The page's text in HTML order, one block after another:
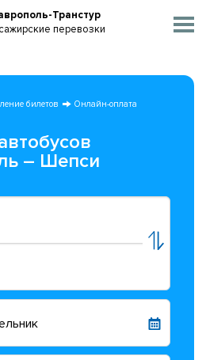
Транстур
перевозки
билетов Онлайн-оплата
– Шепси